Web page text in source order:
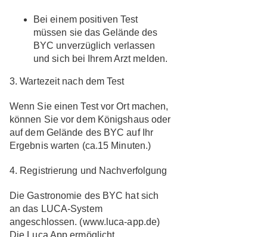
Bei einem positiven Test
müssen sie das Gelände des
BYC unverzüglich verlassen
und sich bei Ihrem Arzt melden.
3. Wartezeit nach dem Test
Wenn Sie einen Test vor Ort machen,
können Sie vor dem Königshaus oder
auf dem Gelände des BYC auf Ihr
Ergebnis warten (ca.15 Minuten.)
4. Registrierung und Nachverfolgung
Die Gastronomie des BYC hat sich
an das LUCA-System
angeschlossen. (www.luca-app.de)
Die Luca App ermöglicht